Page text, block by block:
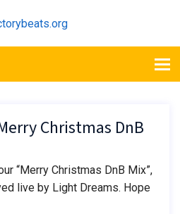
Christmas DnB
“Merry Christmas DnB Mix”,
live by Light Dreams. Hope